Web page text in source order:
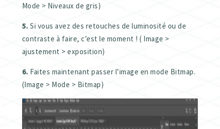
Mode > Niveaux de gris)
5.Si vous avez des retouches de luminosité ou de
contraste à faire, c’est le moment ! ( Image >
ajustement > exposition)
6. Faites maintenant passer l’image en mode Bitmap.
(Image > Mode > Bitmap)